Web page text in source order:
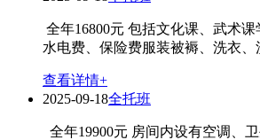
全年16800元 包括文化课、武术
水电费、保险费服装被褥、洗衣、
查看详情+
2025-09-18全托班
全年19900元 房间内设有空调、